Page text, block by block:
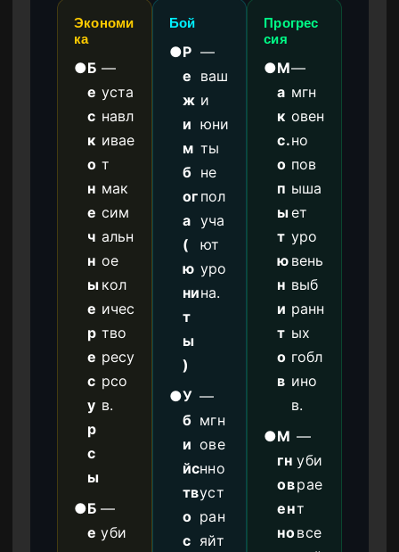
Экономи
ка
●Б
е
с
к
о
н
е
ч
н
ы
е
р
е
с
у
р
с
ы
—
уста
навл
ивае
т
мак
сим
альн
ое
кол
ичес
тво
ресу
рсо
в.
●Б
е
—
уби
Бой
●Р
е
ж
и
м
б
ог
а
(
ю
ни
т
ы
)
—
ваш
и
юни
ты
не
пол
уча
ют
уро
на.
●У
б
и
йс
тв
о
с
—
мгн
ове
нно
уст
ран
яйт
Прогрес
сия
●М
а
к
с.
о
п
ы
т
ю
н
и
т
о
в
—
мгн
овен
но
пов
ыша
ет
уро
вень
выб
ранн
ых
гобл
ино
в.
●М
гн
ов
ен
но
—
уби
рае
т
все